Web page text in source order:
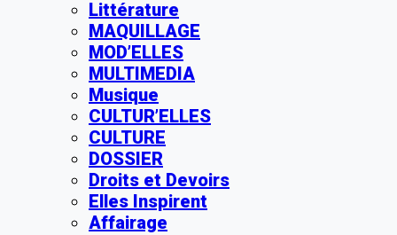
Littérature
MAQUILLAGE
MOD’ELLES
MULTIMEDIA
Musique
CULTUR’ELLES
CULTURE
DOSSIER
Droits et Devoirs
Elles Inspirent
Affairage